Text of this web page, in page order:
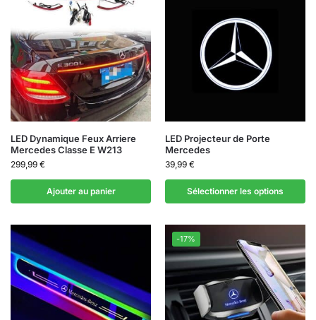
LED Dynamique Feux Arriere
Mercedes Classe E W213
299,99 €
Ajouter au panier
LED Projecteur de Porte
Mercedes
39,99 €
Sélectionner les options
-17%